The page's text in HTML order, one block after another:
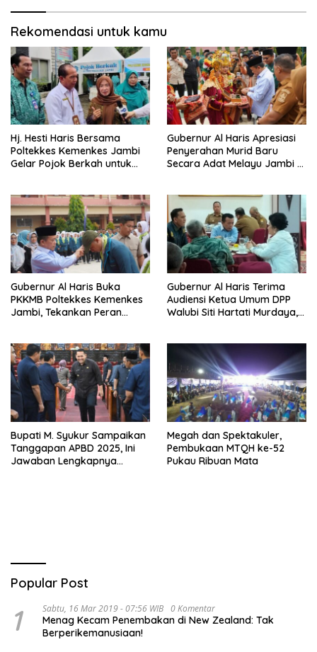
Rekomendasi untuk kamu
Hj. Hesti Haris Bersama
Poltekkes Kemenkes Jambi
Gelar Pojok Berkah untuk
Gubernur Al Haris Apresiasi
Penyerahan Murid Baru
Secara Adat Melayu Jambi di
Gubernur Al Haris Buka
PKKMB Poltekkes Kemenkes
Jambi, Tekankan Peran
Gubernur Al Haris Terima
Audiensi Ketua Umum DPP
Walubi Siti Hartati Murdaya,
Bupati M. Syukur Sampaikan
Tanggapan APBD 2025, Ini
Jawaban Lengkapnya…
Megah dan Spektakuler,
Pembukaan MTQH ke-52
Pukau Ribuan Mata
Popular Post
1 Sabtu, 16 Mar 2019 - 07:56 WIB 0 Komentar
Menag Kecam Penembakan di New Zealand: Tak
Berperikemanusiaan!